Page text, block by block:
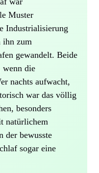
Muster
Industrialisierung
ihn zum
gewandelt. Beide
wenn die
nachts aufwacht,
war das völlig
besonders
natürlichem
der bewusste
sogar eine